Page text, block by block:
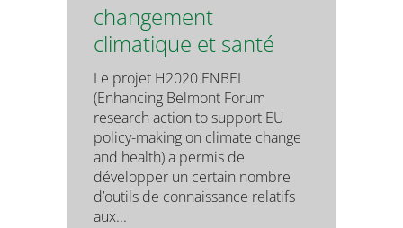
changement
climatique et santé
Le projet H2020 ENBEL
(Enhancing Belmont Forum
research action to support EU
policy-making on climate change
and health) a permis de
développer un certain nombre
d’outils de connaissance relatifs
aux...